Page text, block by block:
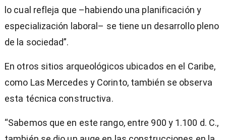
lo cual refleja que –habiendo una planificación y
especialización laboral– se tiene un desarrollo pleno
de la sociedad”.
En otros sitios arqueológicos ubicados en el Caribe,
como Las Mercedes y Corinto, también se observa
esta técnica constructiva.
“Sabemos que en este rango, entre 900 y 1.100 d. C.,